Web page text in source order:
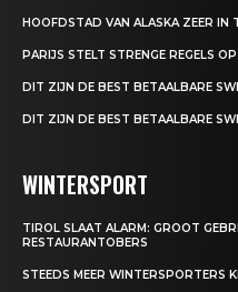
HOOFDSTAD VAN ALASKA ZEER IN
PARIJS STELT STRENGE REGELS
DIT ZIJN DE BEST BETAALBARE
DIT ZIJN DE BEST BETAALBARE
WINTERSPORT
TIROL SLAAT ALARM: GROOT
RESTAURANTOBERS
STEEDS MEER WINTERSPORTERS